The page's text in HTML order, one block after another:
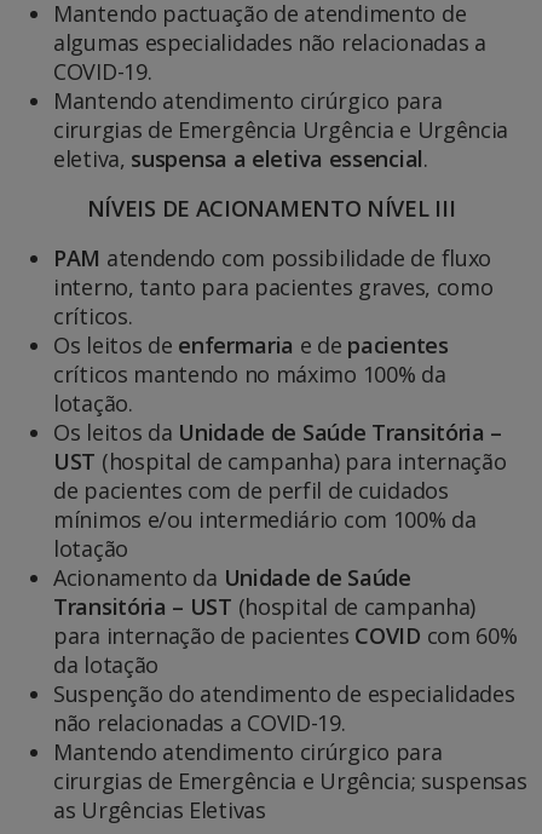
Mantendo pactuação de atendimento de
algumas especialidades não relacionadas a
COVID-19.
Mantendo atendimento cirúrgico para
cirurgias de Emergência Urgência e Urgência
eletiva, suspensa a eletiva essencial.
NÍVEIS DE ACIONAMENTO NÍVEL III
PAM atendendo com possibilidade de fluxo
interno, tanto para pacientes graves, como
críticos.
Os leitos de enfermaria e de pacientes
críticos mantendo no máximo 100% da
lotação.
Os leitos da Unidade de Saúde Transitória –
UST (hospital de campanha) para internação
de pacientes com de perfil de cuidados
mínimos e/ou intermediário com 100% da
lotação
Acionamento da Unidade de Saúde
Transitória – UST (hospital de campanha)
para internação de pacientes COVID com 60%
da lotação
Suspenção do atendimento de especialidades
não relacionadas a COVID-19.
Mantendo atendimento cirúrgico para
cirurgias de Emergência e Urgência; suspensas
as Urgências Eletivas